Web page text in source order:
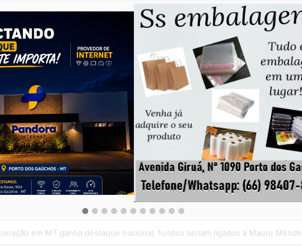
decide que prefeituras tem obrigação de proteger cães e gatos abandonados